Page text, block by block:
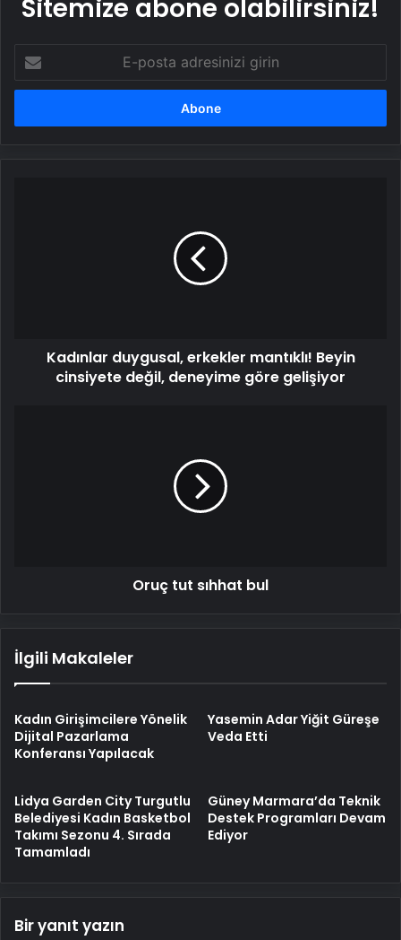
Sitemize abone olabilirsiniz!
posta
adresinizi
gelişiyorKadınlar duygusal, erkekler mantıklı! Beyin
cinsiyete değil, deneyime göre gelişiyor
Oruç tut sıhhat bul
İlgili Makaleler
Kadın Girişimcilere Yönelik
Dijital Pazarlama
Konferansı Yapılacak
Yasemin Adar Yiğit Güreşe
Veda Etti
Lidya Garden City Turgutlu
Belediyesi Kadın Basketbol
Takımı Sezonu 4. Sırada
Tamamladı
Güney Marmara’da Teknik
Destek Programları Devam
Ediyor
Bir yanıt yazın